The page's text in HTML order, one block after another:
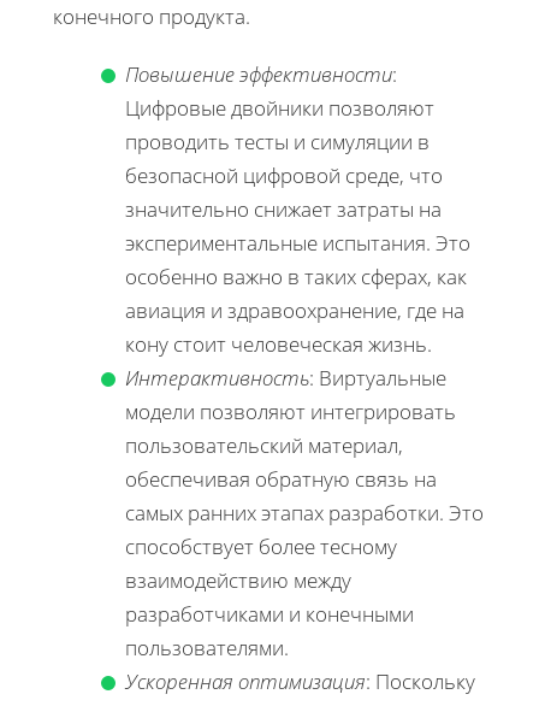
конечного продукта.
Повышение эффективности:
Цифровые двойники позволяют
проводить тесты и симуляции в
безопасной цифровой среде, что
значительно снижает затраты на
экспериментальные испытания. Это
особенно важно в таких сферах, как
авиация и здравоохранение, где на
кону стоит человеческая жизнь.
Интерактивность: Виртуальные
модели позволяют интегрировать
пользовательский материал,
обеспечивая обратную связь на
самых ранних этапах разработки. Это
способствует более тесному
взаимодействию между
разработчиками и конечными
пользователями.
Ускоренная оптимизация: Поскольку